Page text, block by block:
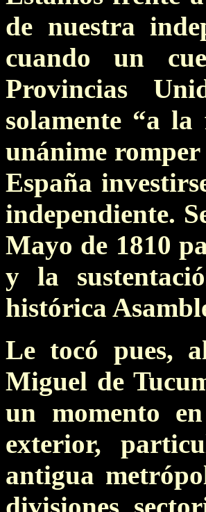
de nuestra
cuando un
Provincias
solamente “a
unánime romper
España
independiente.
Mayo de 1810
y la
histórica
Le tocó pues,
Miguel de
un momento
exterior,
antigua